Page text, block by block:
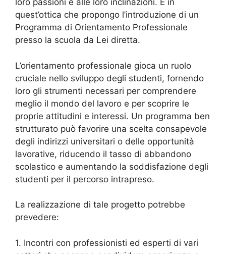
loro passioni e alle loro inclinazioni. È in
quest’ottica che propongo l’introduzione di un
Programma di Orientamento Professionale
presso la scuola da Lei diretta.
L’orientamento professionale gioca un ruolo
cruciale nello sviluppo degli studenti, fornendo
loro gli strumenti necessari per comprendere
meglio il mondo del lavoro e per scoprire le
proprie attitudini e interessi. Un programma ben
strutturato può favorire una scelta consapevole
degli indirizzi universitari o delle opportunità
lavorative, riducendo il tasso di abbandono
scolastico e aumentando la soddisfazione degli
studenti per il percorso intrapreso.
La realizzazione di tale progetto potrebbe
prevedere:
1. Incontri con professionisti ed esperti di vari